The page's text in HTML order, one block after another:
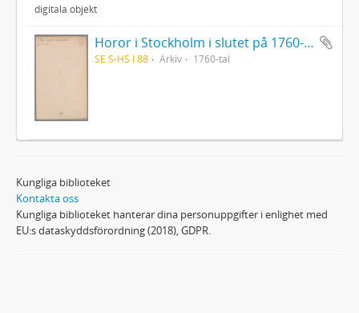
digitala objekt
Horor i Stockholm i slutet på 1760-talet
SE S-HS I 88 Arkiv 1760-tal
Kungliga biblioteket
Kontakta oss
Kungliga biblioteket hanterar dina personuppgifter i enlighet med
EU:s dataskyddsförordning (2018), GDPR.